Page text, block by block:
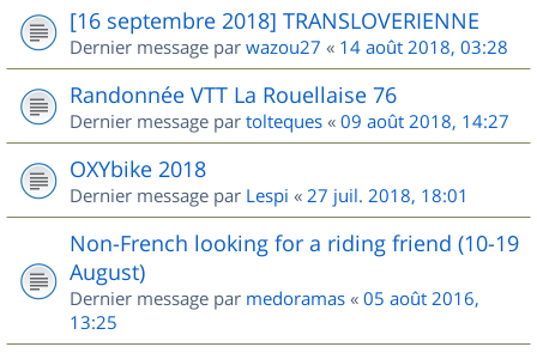
[16 septembre 2018] TRANSLOVERIENNE
Dernier message par wazou27 « 14 août 2018, 03:28
Randonnée VTT La Rouellaise 76
Dernier message par tolteques « 09 août 2018, 14:27
OXYbike 2018
Dernier message par Lespi « 27 juil. 2018, 18:01
Non-French looking for a riding friend (10-19
August)
Dernier message par medoramas « 05 août 2016,
13:25